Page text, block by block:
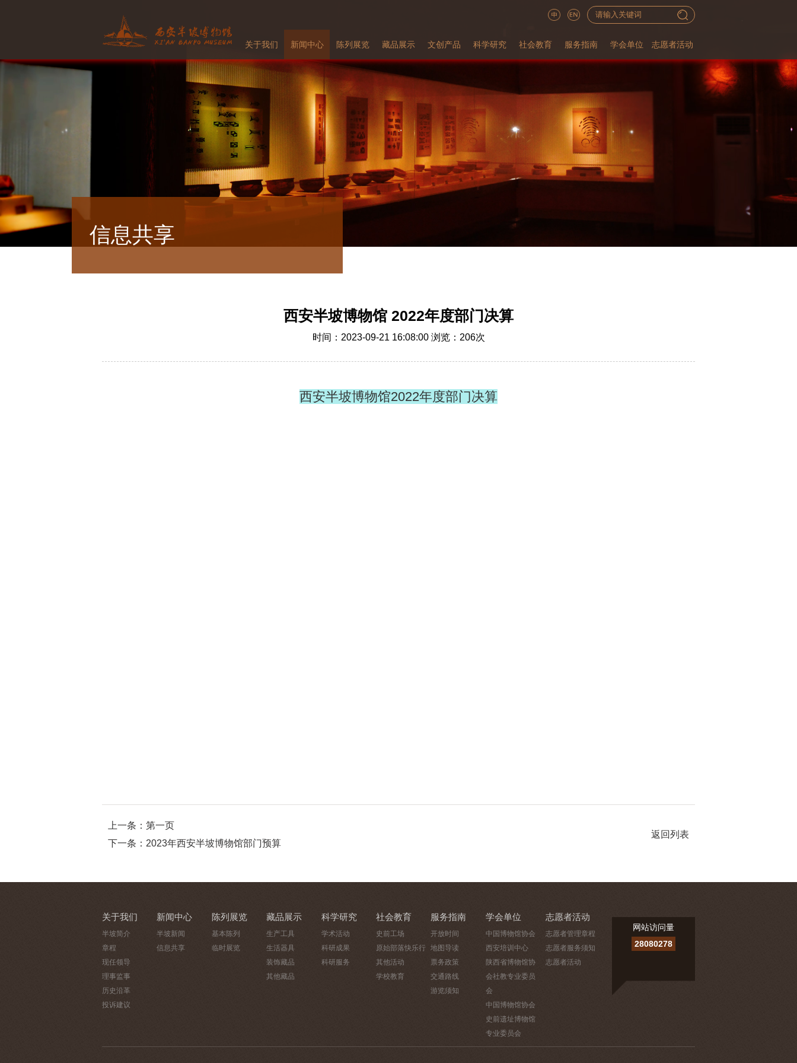
关于我们 新闻中心 陈列展览 藏品展示 文创产品 科学研究 社会教育 服务指南 学会单位 志愿者活动
信息共享
西安半坡博物馆 2022年度部门决算
时间：2023-09-21 16:08:00 浏览： 206次
西安半坡博物馆2022年度部门决算
上一条：第一页
下一条：2023年西安半坡博物馆部门预算
返回列表
关于我们
半坡简介
章程
现任领导
理事监事
历史沿革
投诉建议
新闻中心
半坡新闻
信息共享
陈列展览
基本陈列
临时展览
藏品展示
生产工具
生活器具
装饰藏品
其他藏品
科学研究
学术活动
科研成果
科研服务
社会教育
史前工场
原始部落快乐行
其他活动
学校教育
服务指南
开放时间
地图导读
票务政策
交通路线
游览须知
学会单位
中国博物馆协会
西安培训中心
陕西省博物馆协
会社教专业委员
会
中国博物馆协会
史前遗址博物馆
专业委员会
志愿者活动
志愿者管理章程
志愿者服务须知
志愿者活动
网站访问量
28080278